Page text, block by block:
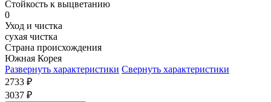
Стойкость к выцветанию
0
Уход и чистка
сухая чистка
Страна происхождения
Южная Корея
Развернуть характеристики Свернуть характеристики
2733 ₽
3037 ₽